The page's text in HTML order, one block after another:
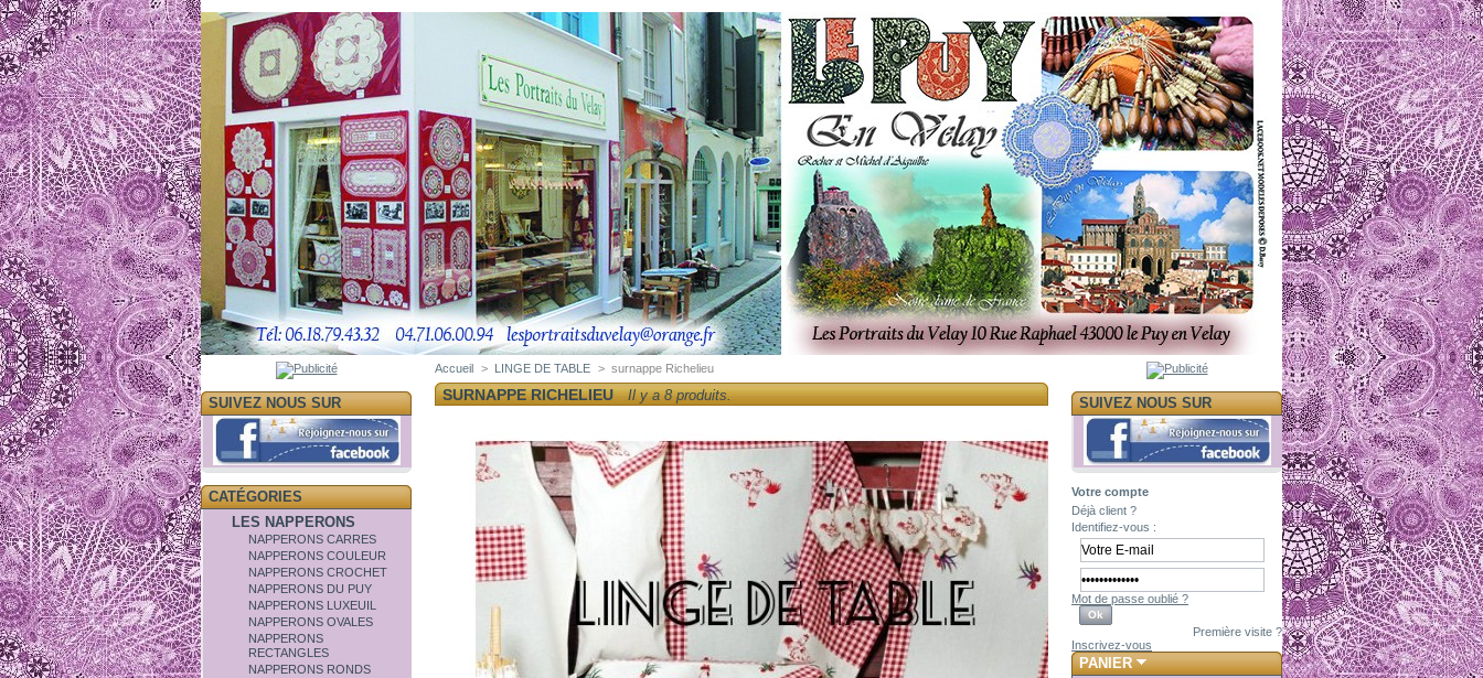
SUIVEZ NOUS SUR
CATÉGORIES
LES NAPPERONS
NAPPERONS CARRES
NAPPERONS COULEUR
NAPPERONS CROCHET
NAPPERONS DU PUY
NAPPERONS LUXEUIL
NAPPERONS OVALES
NAPPERONS
RECTANGLES
NAPPERONS RONDS
Accueil > LINGE DE TABLE > surnappe Richelieu
SURNAPPE RICHELIEU Il y a 8 produits. SUIVEZ NOUS SUR
Votre compte
Déjà client ?
Identifiez-vous :
Mot de passe oublié ?
Première visite ?
Inscrivez-vous
PANIER